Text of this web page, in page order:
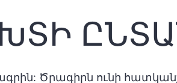
Ծրագիրն ունի